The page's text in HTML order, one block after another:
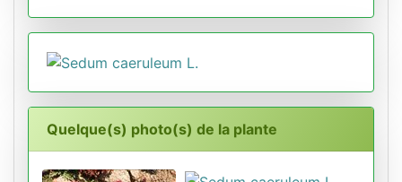
Quelque(s) photo(s) de la plante